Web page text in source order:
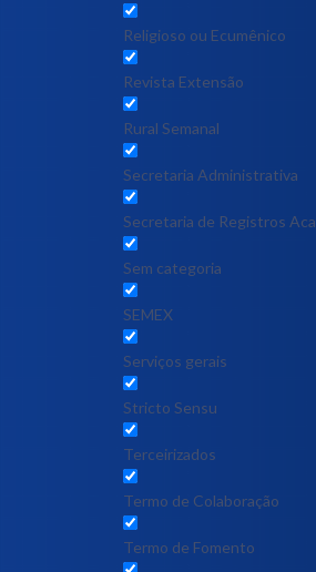
Religioso ou Ecumênico
Revista Extensão
Rural Semanal
Secretaria Administrativa
Secretaria de Registros
Sem categoria
SEMEX
Serviços gerais
Stricto Sensu
Terceirizados
Termo de Colaboração
Termo de Fomento